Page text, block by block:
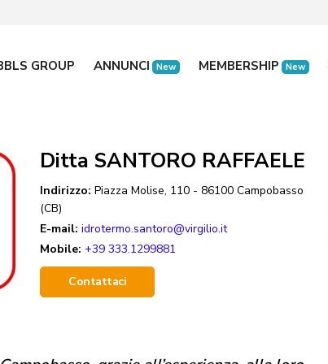
GROUP ANNUNCI New MEMBERSHIP New
Ditta SANTORO RAFFAELE
Indirizzo: Piazza Molise, 110 - 86100 Campobasso
(CB)
E-mail: idrotermo.santoro@virgilio.it
Mobile: +39 333.1299881
Contattaci